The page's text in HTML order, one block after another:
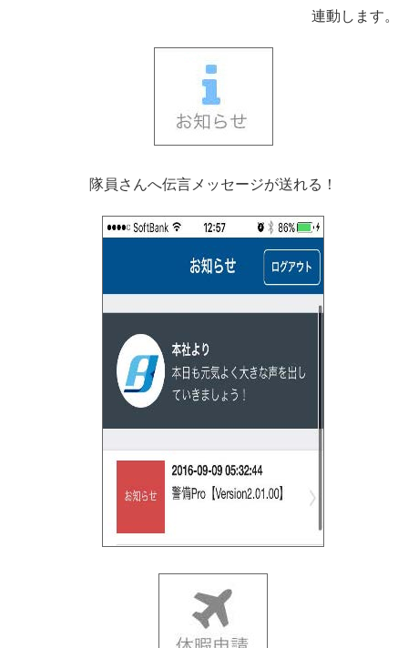
連動します。
隊員さんへ伝言メッセージが送れる！